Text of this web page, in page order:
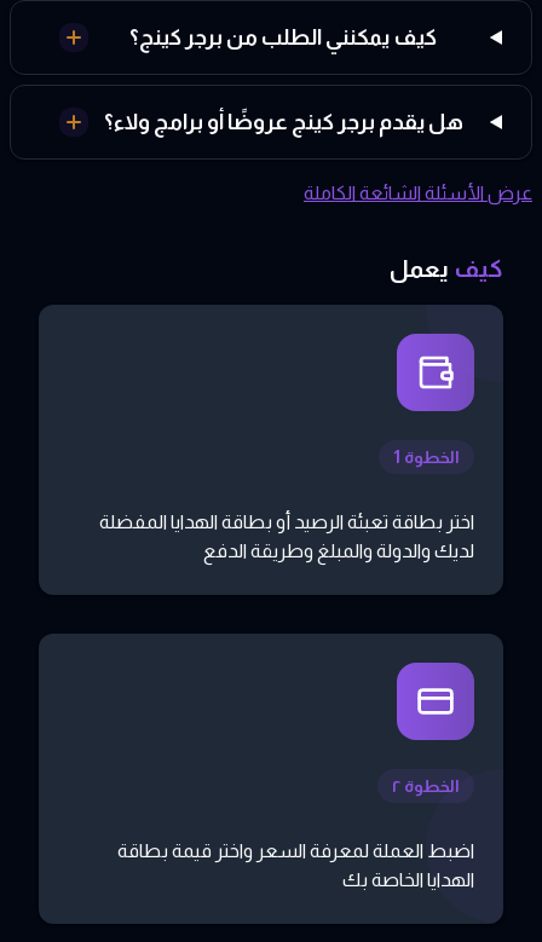
كيف يمكنني الطلب من برجر كينج؟
هل يقدم برجر كينج عروضًا أو برامج ولاء؟
عرض الأسئلة الشائعة الكاملة
كيف يعمل
الخطوة 1
اختر بطاقة تعبئة الرصيد أو بطاقة الهدايا المفضلة
لديك والدولة والمبلغ وطريقة الدفع
الخطوة ٢
اضبط العملة لمعرفة السعر واختر قيمة بطاقة
الهدايا الخاصة بك